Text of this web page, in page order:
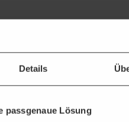
Details
passgenaue Lösung